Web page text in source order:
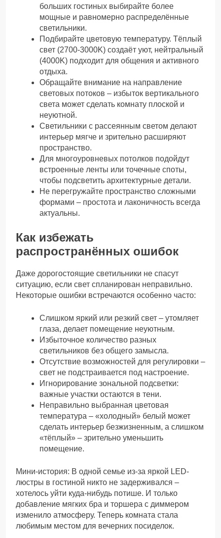
больших гостиных выбирайте более
мощные и равномерно распределённые
светильники.
Подбирайте цветовую температуру. Тёплый
свет (2700-3000K) создаёт уют, нейтральный
(4000K) подходит для общения и активного
отдыха.
Обращайте внимание на направление
световых потоков – избыток вертикального
света может сделать комнату плоской и
неуютной.
Светильники с рассеянным светом делают
интерьер мягче и зрительно расширяют
пространство.
Для многоуровневых потолков подойдут
встроенные ленты или точечные споты,
чтобы подсветить архитектурные детали.
Не перегружайте пространство сложными
формами – простота и лаконичность всегда
актуальны.
Как избежать
распространённых ошибок
Даже дорогостоящие светильники не спасут
ситуацию, если свет спланирован неправильно.
Некоторые ошибки встречаются особенно часто:
Слишком яркий или резкий свет – утомляет
глаза, делает помещение неуютным.
Избыточное количество разных
светильников без общего замысла.
Отсутствие возможностей для регулировки –
свет не подстраивается под настроение.
Игнорирование зональной подсветки:
важные участки остаются в тени.
Неправильно выбранная цветовая
температура – «холодный» белый может
сделать интерьер безжизненным, а слишком
«тёплый» – зрительно уменьшить
помещение.
Мини-история: В одной семье из-за яркой LED-
люстры в гостиной никто не задерживался –
хотелось уйти куда-нибудь потише. И только
добавление мягких бра и торшера с диммером
изменило атмосферу. Теперь комната стала
любимым местом для вечерних посиделок.